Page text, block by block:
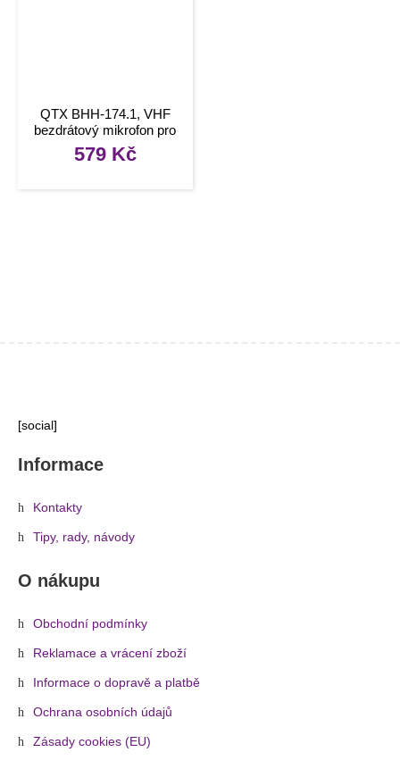
QTX BHH-174.1, VHF
bezdrátový mikrofon pro
mobilní systémy QTX
BUSKER/QUEST/PAL,
579 Kč
[social]
Informace
Kontakty
Tipy, rady, návody
O nákupu
Obchodní podmínky
Reklamace a vrácení zboží
Informace o dopravě a platbě
Ochrana osobních údajů
Zásady cookies (EU)